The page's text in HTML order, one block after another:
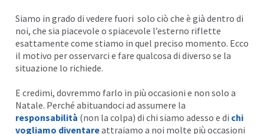
Siamo in grado di vedere fuori solo ciò che è già dentro di
noi, che sia piacevole o spiacevole l’esterno riflette
esattamente come stiamo in quel preciso momento. Ecco
il motivo per osservarci e fare qualcosa di diverso se la
situazione lo richiede.
E credimi, dovremmo farlo in più occasioni e non solo a
Natale. Perché abituandoci ad assumere la
responsabilità (non la colpa) di chi siamo adesso e di chi
vogliamo diventareattraiamo a noi molte più occasioni